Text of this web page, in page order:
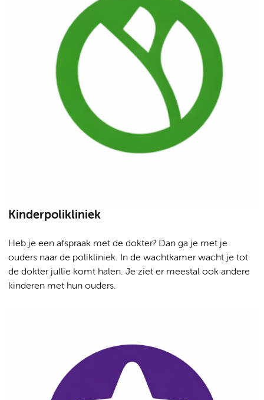
Kinderpolikliniek
Heb je een afspraak met de dokter? Dan ga je met je
ouders naar de polikliniek. In de wachtkamer wacht je tot
de dokter jullie komt halen. Je ziet er meestal ook andere
kinderen met hun ouders.